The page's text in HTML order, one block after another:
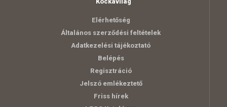
Elérhetőség
Általános szerződési feltételek
Adatkezelési tájékoztató
Belépés
Regisztráció
Jelszó emlékeztető
Friss hírek